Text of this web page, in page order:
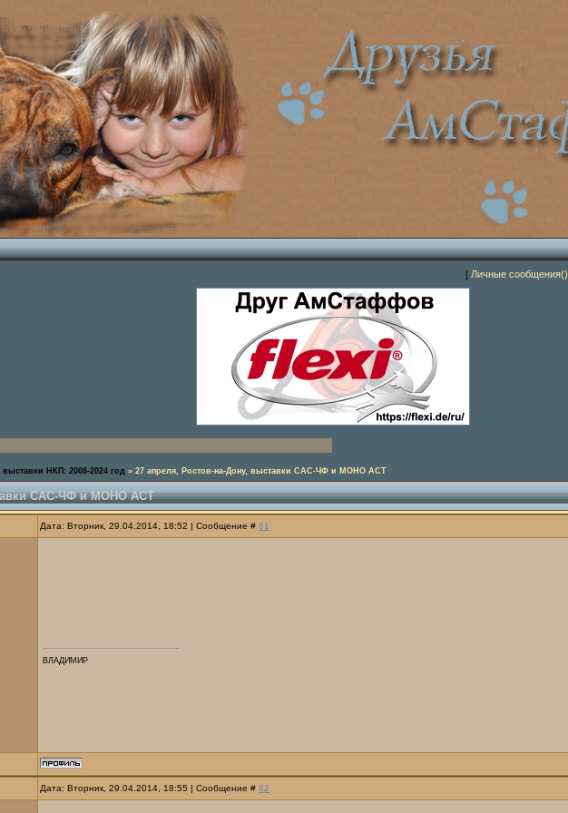
[ Личные сообщения()
НКП: 2008-2024 год » 27 апреля, Ростов-на-Дону, выставки САС-ЧФ и МОНО АСТ
САС-ЧФ и МОНО АСТ
Дата: Вторник, 29.04.2014, 18:52 | Сообщение # 61
ВЛАДИМИР
Дата: Вторник, 29.04.2014, 18:55 | Сообщение # 62